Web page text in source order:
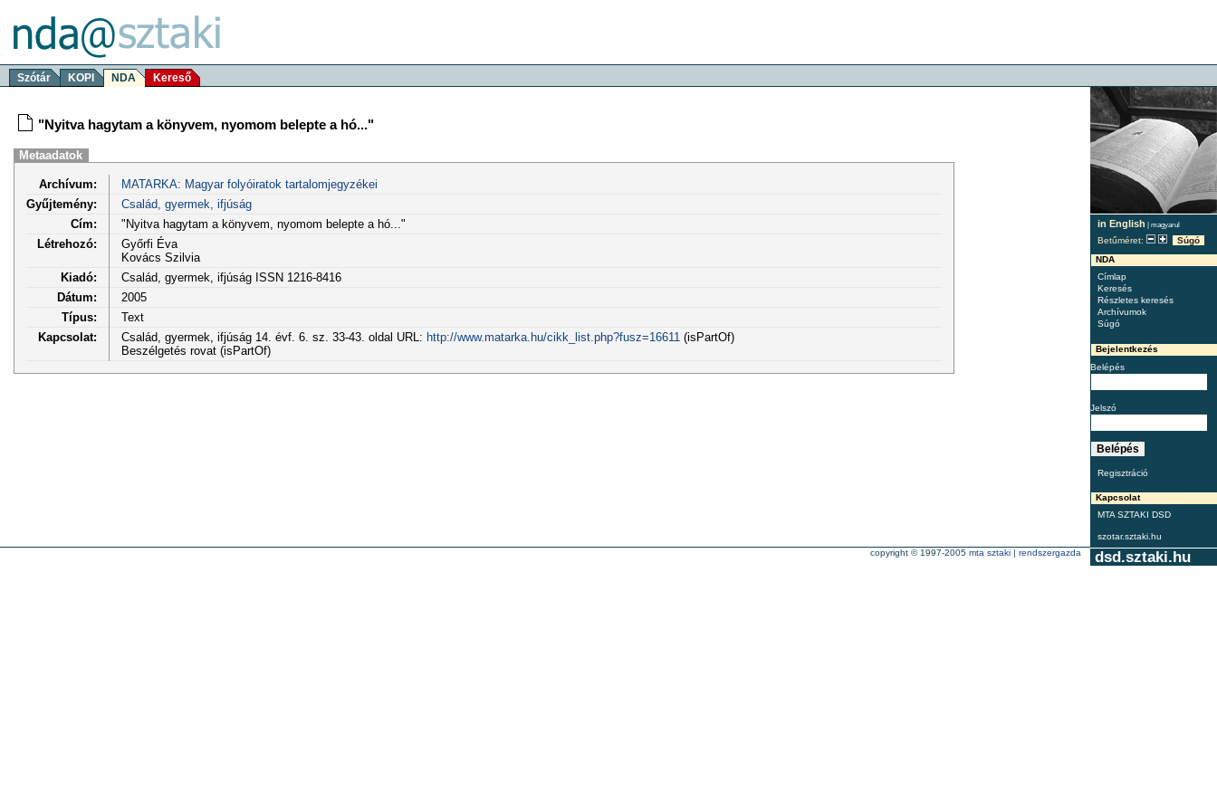
Szótár KOPI NDA Kereső
in English | magyarul
Betűméret:
Súgó
NDA
Címlap
Keresés
Részletes keresés
Archívumok
Súgó
Bejelentkezés
Belépés
Jelszó
Regisztráció
Kapcsolat
MTA SZTAKI DSD
szotar.sztaki.hu
"Nyitva hagytam a könyvem, nyomom belepte a hó..."
Metaadatok
Archívum:
MATARKA: Magyar folyóiratok tartalomjegyzékei
Gyűjtemény:
Család, gyermek, ifjúság
Cím:
"Nyitva hagytam a könyvem, nyomom belepte a hó..."
Létrehozó:
Győrfi Éva
Kovács Szilvia
Kiadó:
Család, gyermek, ifjúság ISSN 1216-8416
Dátum:
2005
Típus:
Text
Kapcsolat:
Család, gyermek, ifjúság 14. évf. 6. sz. 33-43. oldal URL: http://www.matarka.hu/cikk_list.php?fusz=16611 (isPartOf)
Beszélgetés rovat (isPartOf)
dsd.sztaki.hu
copyright © 1997-2005 mta sztaki | rendszergazda